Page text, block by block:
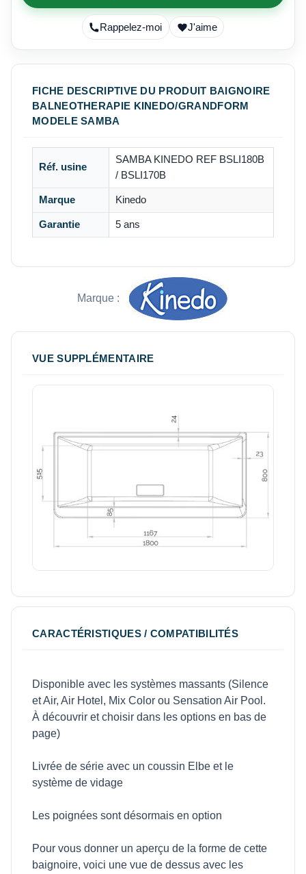
Rappelez-moi J'aime
FICHE DESCRIPTIVE DU PRODUIT BAIGNOIRE
BALNEOTHERAPIE KINEDO/GRANDFORM
MODELE SAMBA
Réf. usine
SAMBA KINEDO REF BSLI180B
/ BSLI170B
Marque Kinedo
Garantie 5 ans
Marque :
VUE SUPPLÉMENTAIRE
CARACTÉRISTIQUES / COMPATIBILITÉS
Disponible avec les systèmes massants (Silence
et Air, Air Hotel, Mix Color ou Sensation Air Pool.
À découvrir et choisir dans les options en bas de
page)
Livrée de série avec un coussin Elbe et le
système de vidage
Les poignées sont désormais en option
Pour vous donner un aperçu de la forme de cette
baignoire, voici une vue de dessus avec les